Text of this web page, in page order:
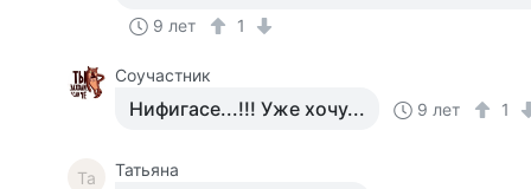
9 лет 1
Соучастник
Нифигасе...!!! Уже хочу... 9 лет 1
Та Татьяна